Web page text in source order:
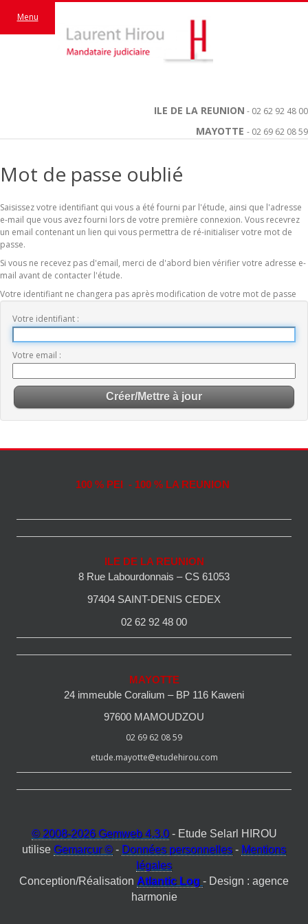
ILE DE LA REUNION - 02 62 92 48 00
MAYOTTE - 02 69 62 08 59
Menu
Mot de passe oublié
Saisissez votre identifiant qui vous a été fourni par l'étude, ainsi que l'adresse
e-mail que vous avez fourni lors de votre première connexion. Vous recevrez
un email contenant un lien qui vous permettra de ré-initialiser votre mot de
passe.
Si vous ne recevez pas d'email, merci de d'abord bien vérifier votre adresse e-
mail avant de contacter l'étude.
Votre identifiant ne changera pas après modification de votre mot de passe
Votre identifiant
Votre email
100 % PEI - 100 % LA REUNION
ILE DE LA REUNION
8 Rue Labourdonnais – CS 61053
97404 SAINT-DENIS CEDEX
02 62 92 48 00
MAYOTTE
24 immeuble Coralium – BP 116 Kaweni
97600 MAMOUDZOU
02 69 62 08 59
etude.mayotte@etudehirou.com
© 2008-2026 Gemweb 4.3.0- Etude Selarl HIROU
utilise Gemarcur © - Données personnelles - Mentions
légales
Conception/Réalisation Atlantic Log - Design : agence
harmonie